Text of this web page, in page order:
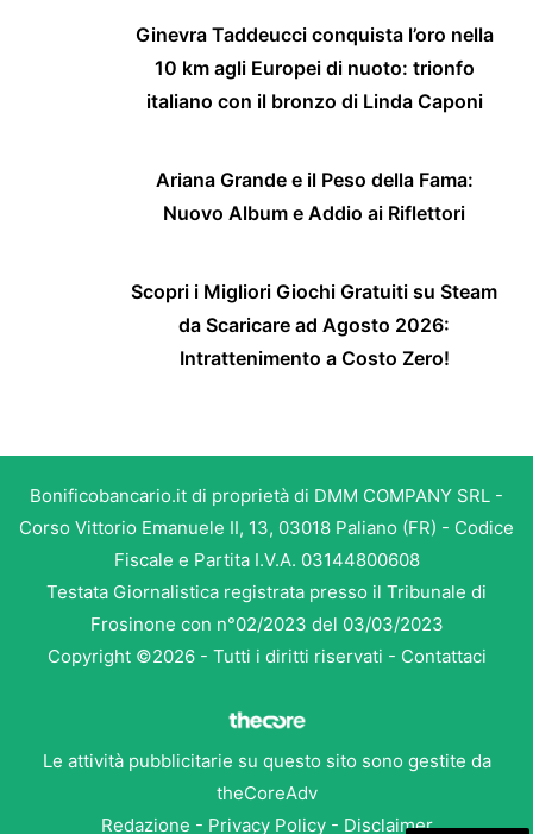
Ginevra Taddeucci conquista l’oro nella
10 km agli Europei di nuoto: trionfo
italiano con il bronzo di Linda Caponi
Ariana Grande e il Peso della Fama:
Nuovo Album e Addio ai Riflettori
Scopri i Migliori Giochi Gratuiti su Steam
da Scaricare ad Agosto 2026:
Intrattenimento a Costo Zero!
Bonificobancario.it di proprietà di DMM COMPANY SRL -
Corso Vittorio Emanuele II, 13, 03018 Paliano (FR) - Codice
Fiscale e Partita I.V.A. 03144800608
Testata Giornalistica registrata presso il Tribunale di
Frosinone con n°02/2023 del 03/03/2023
Copyright ©2026 - Tutti i diritti riservati - Contattaci
Le attività pubblicitarie su questo sito sono gestite da
theCoreAdv
Redazione - Privacy Policy- Disclaimer